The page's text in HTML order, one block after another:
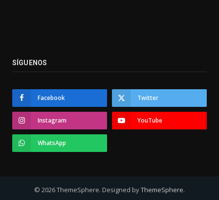
SÍGUENOS
Facebook Twitter
Instagram YouTube
WhatsApp
© 2026 ThemeSphere. Designed byThemeSphere.